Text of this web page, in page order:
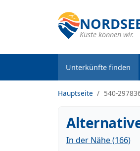
Küste können wir.
Unterkünfte finden
Hauptseite 540-
In der Nähe (166)